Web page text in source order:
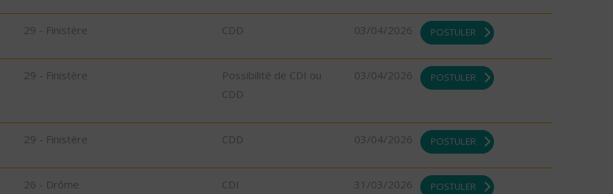
29 - Finistère CDD 03/04/2026 POSTULER
29 - Finistère
Possibilité de CDI ou
CDD
03/04/2026 POSTULER
29 - Finistère CDD 03/04/2026 POSTULER
26 - Drôme CDI 31/03/2026 POSTULER